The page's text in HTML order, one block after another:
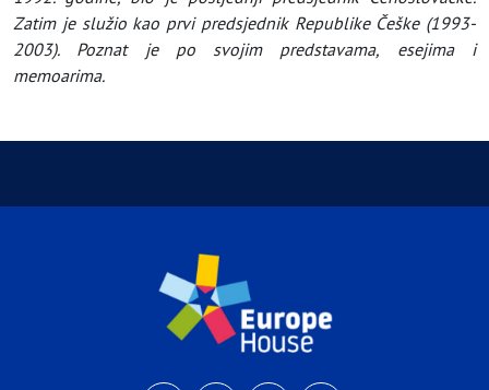
Zatim je služio kao prvi predsjednik Republike Češke (1993-
2003). Poznat je po svojim predstavama, esejima i
memoarima.